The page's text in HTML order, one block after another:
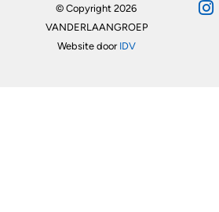
© Copyright 2026
VANDERLAANGROEP
Website door IDV